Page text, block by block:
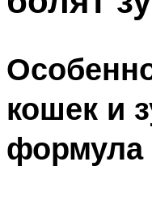
кошек и
формула